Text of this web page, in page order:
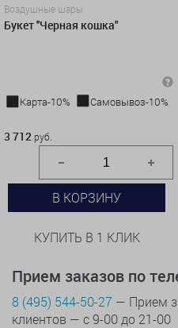
Воздушные шары
Букет ''Черная кошка"
Карта-10%
Самовывоз-10%
3 712 руб.
В КОРЗИНУ
КУПИТЬ В 1 КЛИК
Прием заказов по
8 (495) 544-50-27 — Прием
клиентов — с 9-00 до 21-00